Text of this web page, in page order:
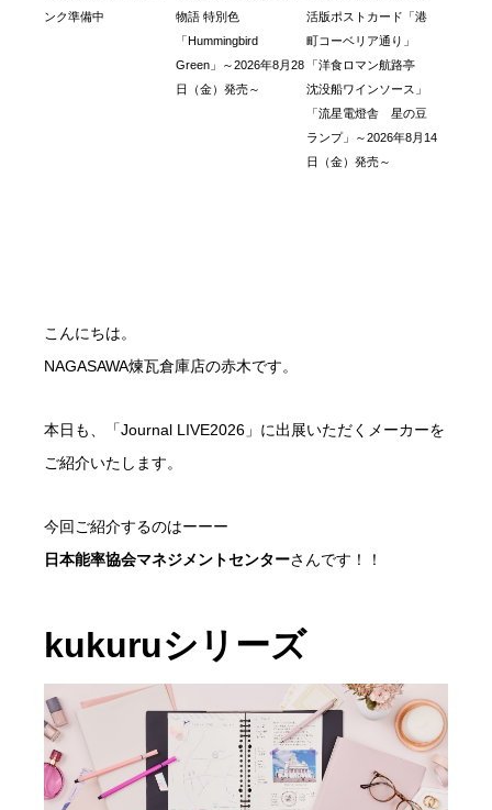
ンク準備中
物語 特別色
「Hummingbird
Green」～2026年8月28
日（金）発売～
活版ポストカード「港
町コーベリア通り」
「洋食ロマン航路亭
沈没船ワインソース」
「流星電燈舎 星の豆
ランプ」～2026年8月14
日（金）発売～
こんにちは。
NAGASAWA煉瓦倉庫店の赤木です。
本日も、「Journal LIVE2026」に出展いただくメーカーを
ご紹介いたします。
今回ご紹介するのはーーー
日本能率協会マネジメントセンターさんです！！
kukuruシリーズ